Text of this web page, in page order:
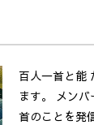
百人一首と能
ます。 メン
首のことを発